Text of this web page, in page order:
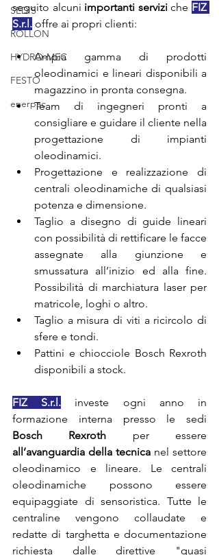
SEDIS
ROLLON
HYDRO-MEC
FESTO
enerpac
seguito alcuni importanti servizi che FIZ
S.r.l. offre ai propri clienti:
Ampia gamma di prodotti
oleodinamici e lineari disponibili a
magazzino in pronta consegna.
Team di ingegneri pronti a
consigliare e guidare il cliente nella
progettazione di impianti
oleodinamici.
Progettazione e realizzazione di
centrali oleodinamiche di qualsiasi
potenza e dimensione.
Taglio a disegno di guide lineari
con possibilità di rettificare le facce
assegnate alla giunzione e
smussatura all’inizio ed alla fine.
Possibilità di marchiatura laser per
matricole, loghi o altro.
Taglio a misura di viti a ricircolo di
sfere e tondi.
Pattini e chiocciole Bosch Rexroth
disponibili a stock.
FIZ S.r.l. investe ogni anno in
Bosch Rexroth
all’avanguardia della tecnica nel settore
oleodinamico e lineare. Le centrali
oleodinamiche possono essere
equipaggiate di sensoristica. Tutte le
centraline vengono collaudate e
redatte di targhetta e documentazione
richiesta dalle direttive "quasi